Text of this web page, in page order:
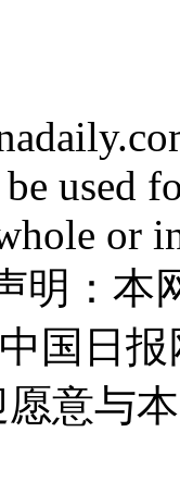
used
or
明：
国日
意与